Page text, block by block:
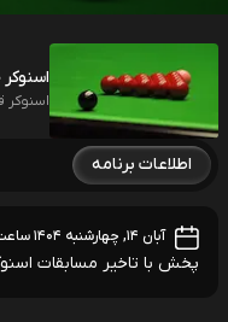
اسنوکر
اطلاعات برنامه
آبان ۱۴, چهارشنبه ۱۴۰۴ ساعت ۰۶:۳۰
پخش با تاخیر مسابقات